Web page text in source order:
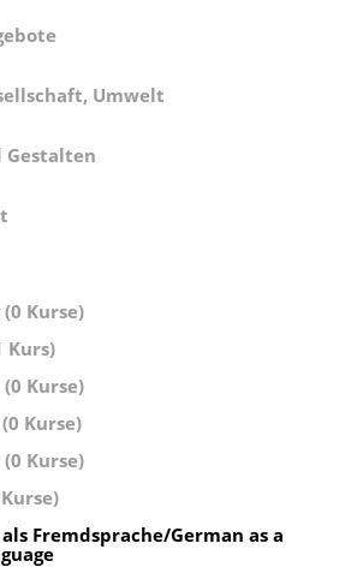
Umwelt
Kurse)
Kurs)
Kurse)
Kurse)
Kurse)
Fremdsprache/German as a